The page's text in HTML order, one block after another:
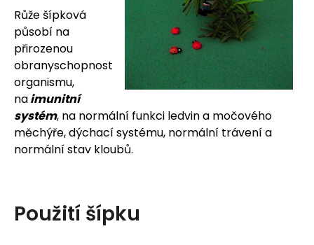
Růže šípková
působí na
přirozenou
obranyschopnost
organismu,
naimunitní
systém, na normální funkci ledvin a močového
měchýře, dýchací systému, normální trávení a
normální stav kloubů.
Použití šípku